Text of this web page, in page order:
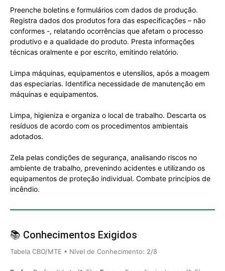
Preenche boletins e formulários com dados de produção.
Registra dados dos produtos fora das especificações – não
conformes -, relatando ocorrências que afetam o processo
produtivo e a qualidade do produto. Presta informações
técnicas oralmente e por escrito, emitindo relatório.
Limpa máquinas, equipamentos e utensílios, após a moagem
das especiarias. Identifica necessidade de manutenção em
máquinas e equipamentos.
Limpa, higieniza e organiza o local de trabalho. Descarta os
resíduos de acordo com os procedimentos ambientais
adotados.
Zela pelas condições de segurança, analisando riscos no
ambiente de trabalho, prevenindo acidentes e utilizando os
equipamentos de proteção individual. Combate princípios de
incêndio.
📚 Conhecimentos Exigidos
Tabela CBO/MTE • Nível de Conhecimento: 2/8